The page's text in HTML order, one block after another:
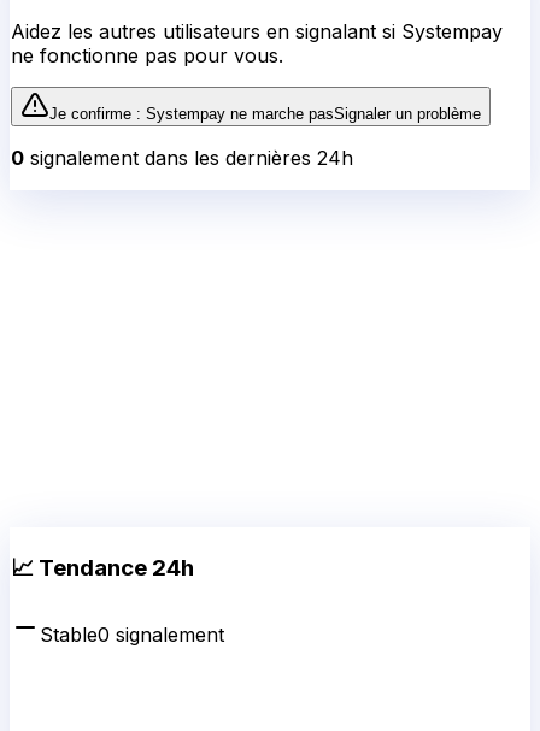
Aidez les autres utilisateurs en signalant si Systempay
ne fonctionne pas pour vous.
Je confirme : Systempay ne marche pasSignaler un problème
0 signalement dans les dernières 24h
📈 Tendance 24h
Stable0 signalement